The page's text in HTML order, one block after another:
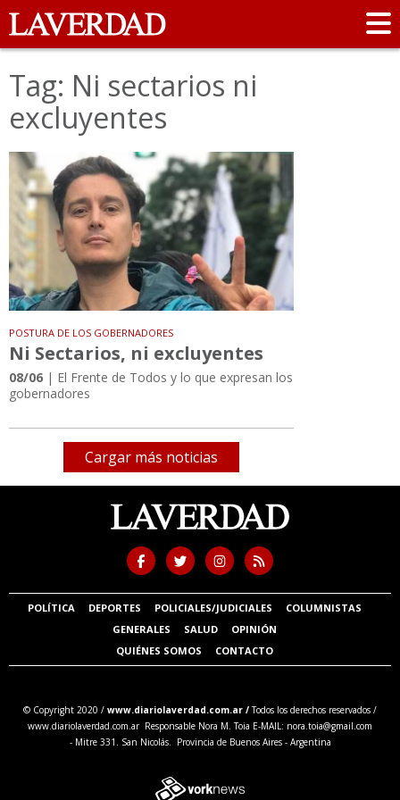
Tag: Ni sectarios ni
excluyentes
POSTURA DE LOS GOBERNADORES
Ni Sectarios, ni excluyentes
08/06 | El Frente de Todos y lo que expresan los
gobernadores
Cargar más noticias
POLÍTICA DEPORTES POLICIALES/JUDICIALES
COLUMNISTAS
GENERALES
SALUD
OPINIÓN
QUIÉNES SOMOS
CONTACTO
© Copyright 2020 / www.diariolaverdad.com.ar /Todos los derechos reservados /
www.diariolaverdad.com.ar Responsable Nora M. Toia E-MAIL: nora.toia@gmail.com
- Mitre 331. San Nicolás. Provincia de Buenos Aires - Argentina